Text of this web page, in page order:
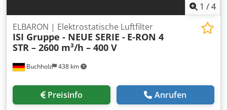
1 /4
Buchholz 438 km
ELBARON | Elektrostatische Luftfilter
ISI Gruppe - NEUE SERIE - E-RON 4
STR – 2600 m³/h – 400 V
Preisinfo Anrufen